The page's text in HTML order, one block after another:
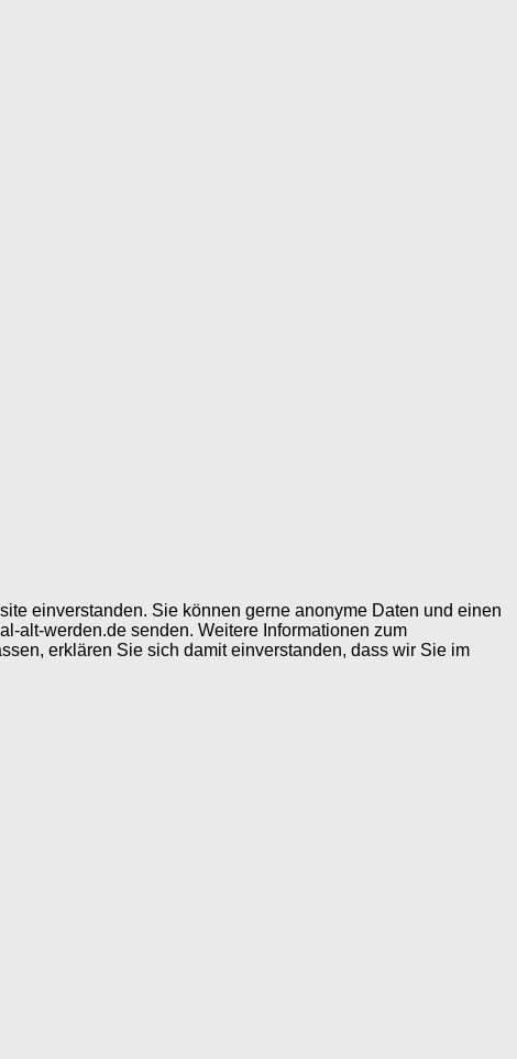
einverstanden. Sie können gerne anonyme Daten und einen
alt-werden.de senden. Weitere Informationen zum
erklären Sie sich damit einverstanden, dass wir Sie im